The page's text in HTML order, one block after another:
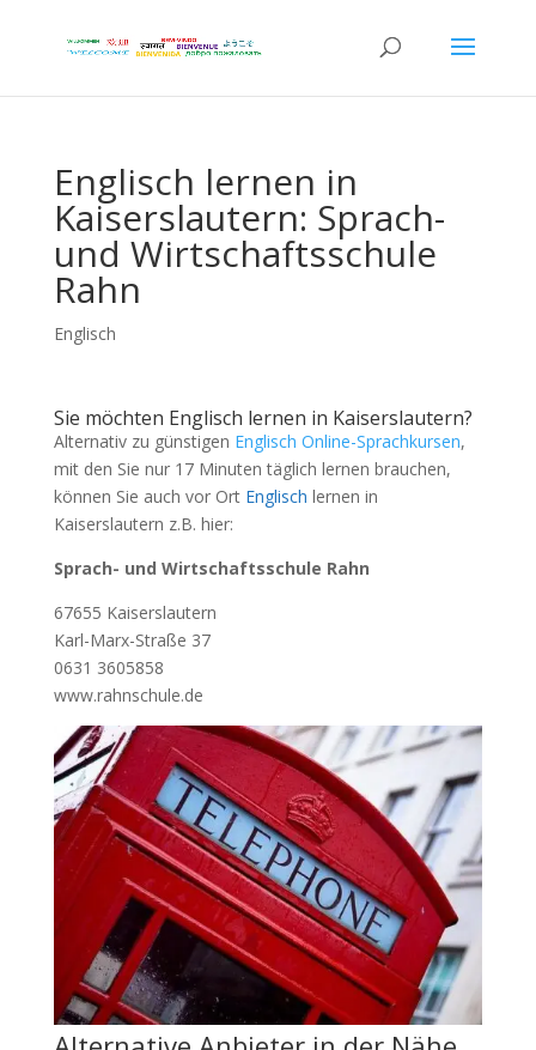
Englisch lernen in
Kaiserslautern: Sprach-
und Wirtschaftsschule
Rahn
Englisch
Sie möchten Englisch lernen in Kaiserslautern?
Alternativ zu günstigen Englisch Online-Sprachkursen,
mit den Sie nur 17 Minuten täglich lernen brauchen,
können Sie auch vor Ort Englisch lernen in
Kaiserslautern z.B. hier:
Sprach- und Wirtschaftsschule Rahn
67655 Kaiserslautern
Karl-Marx-Straße 37
0631 3605858
www.rahnschule.de